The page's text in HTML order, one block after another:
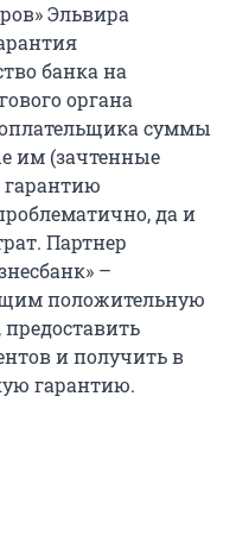
Эльвира
банка на
органа
суммы
им (зачтенные
гарантию
да и
Партнер
–
положительную
и получить в
гарантию.